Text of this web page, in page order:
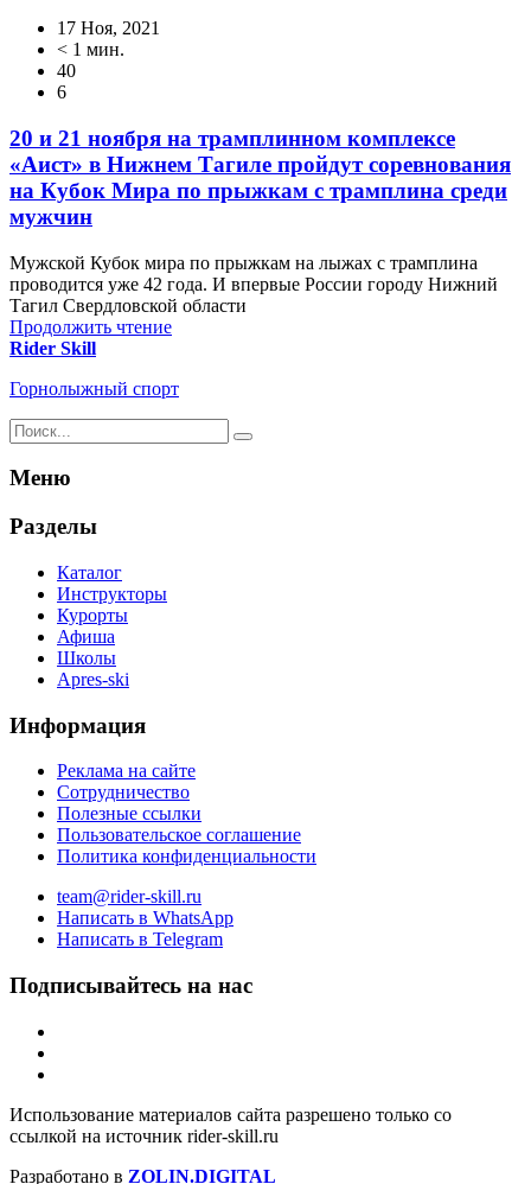
17 Ноя, 2021
< 1 мин.
40
6
20 и 21 ноября на трамплинном комплексе
«Аист» в Нижнем Тагиле пройдут соревнования
на Кубок Мира по прыжкам с трамплина среди
мужчин
Мужской Кубок мира по прыжкам на лыжах с трамплина
проводится уже 42 года. И впервые России городу Нижний
Тагил Свердловской области
Продолжить чтение
Rider Skill
Горнолыжный спорт
Результаты
поиска
для:
%s:
Меню
Разделы
Каталог
Инструкторы
Курорты
Афиша
Школы
Apres-ski
Информация
Реклама на сайте
Сотрудничество
Полезные ссылки
Пользовательское соглашение
Политика конфиденциальности
team@rider-skill.ru
Написать в WhatsApp
Написать в Telegram
Подписывайтесь на нас
Использование материалов сайта разрешено только со
ссылкой на источник rider-skill.ru
Разработано в ZOLIN.DIGITAL